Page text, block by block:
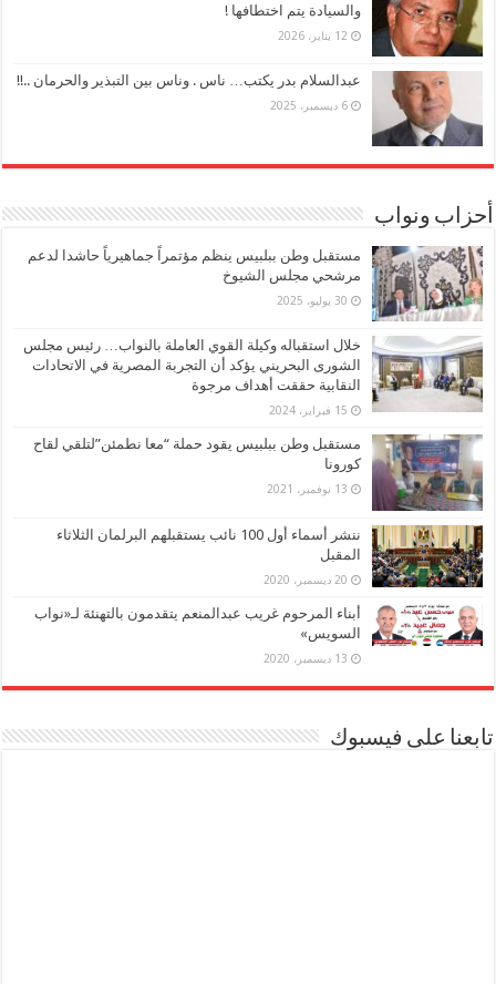
والسيادة يتم اختطافها !
12 يناير، 2026
عبدالسلام بدر يكتب… ناس . وناس بين التبذير والحرمان ..!!
6 ديسمبر، 2025
أحزاب ونواب
مستقبل وطن ببلبيس ينظم مؤتمراً جماهيرياً حاشدا لدعم
مرشحي مجلس الشيوخ
30 يوليو، 2025
خلال استقباله وكيلة القوي العاملة بالنواب… رئيس مجلس
الشورى البحريني يؤكد أن التجربة المصرية في الاتحادات
النقابية حققت أهداف مرجوة
15 فبراير، 2024
مستقبل وطن ببلبيس يقود حملة “معا نطمئن”لتلقي لقاح
كورونا
13 نوفمبر، 2021
ننشر أسماء أول 100 نائب يستقبلهم البرلمان الثلاثاء
المقبل
20 ديسمبر، 2020
أبناء المرحوم غريب عبدالمنعم يتقدمون بالتهنئة لـ«نواب
السويس»
13 ديسمبر، 2020
تابعنا على فيسبوك